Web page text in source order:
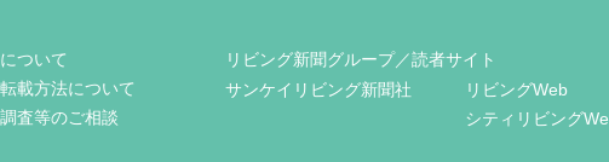
ついて
載方法について
査等のご相談
リビング新聞グループ／読者サイト
サンケイリビング新聞社
リビングWeb
シティリビング